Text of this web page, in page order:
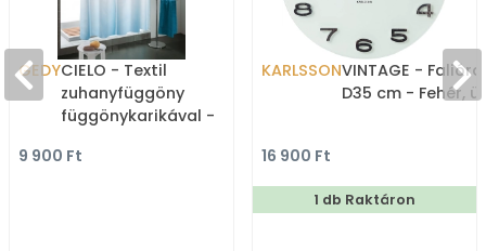
GEDYCIELO - Textil
zuhanyfüggöny
függönykarikával -
Fehér, kék színátmenetes
9 900 Ft
KARLSSONVINTAGE -
D35 cm - Fehér,
16 900 Ft
1 db Raktáron